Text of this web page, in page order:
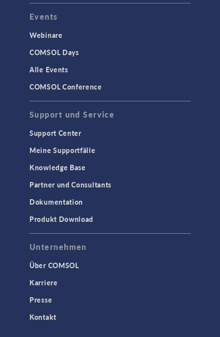
Events
Webinare
COMSOL Days
Alle Events
COMSOL Conference
Support und Service
Support Center
Meine Supportfälle
Knowledge Base
Partner und Consultants
Dokumentation
Produkt Download
Unternehmen
Über COMSOL
Karriere
Presse
Kontakt